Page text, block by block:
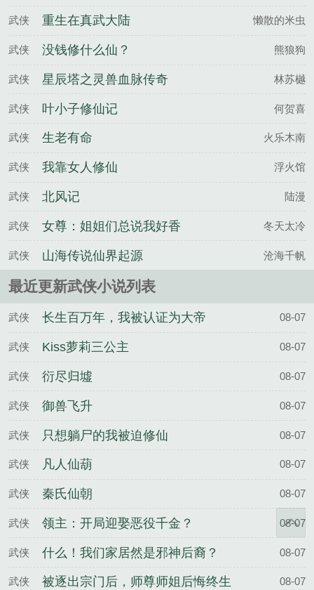
武侠 重生在真武大陆 懒散的米虫
武侠 没钱修什么仙？ 熊狼狗
武侠 星辰塔之灵兽血脉传奇 林苏樾
武侠 叶小子修仙记 何贺喜
武侠 生老有命 火乐木南
武侠 我靠女人修仙 浮火馆
武侠 北风记 陆漫
武侠 女尊：姐姐们总说我好香 冬天太冷
武侠 山海传说仙界起源 沧海千帆
最近更新武侠小说列表
武侠 长生百万年，我被认证为大帝 08-07
武侠 Kiss萝莉三公主 08-07
武侠 衍尽归墟 08-07
武侠 御兽飞升 08-07
武侠 只想躺尸的我被迫修仙 08-07
武侠 凡人仙葫 08-07
武侠 秦氏仙朝 08-07
武侠 领主：开局迎娶恶役千金？ 08-07
武侠 什么！我们家居然是邪神后裔？ 08-07
武侠 被逐出宗门后，师尊师姐后悔终生 08-07